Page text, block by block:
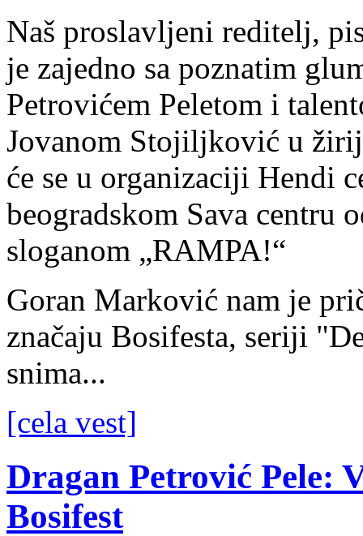
Naš proslavljeni reditelj,
je zajedno sa poznatim
Petrovićem Peletom i
Jovanom Stojiljković u
će se u organizaciji Hendi
beogradskom Sava centru
sloganom „RAMPA!“
Goran Marković nam je
značaju Bosifesta, seriji
snima...
[cela vest]
Dragan Petrović Pele:
Bosifest